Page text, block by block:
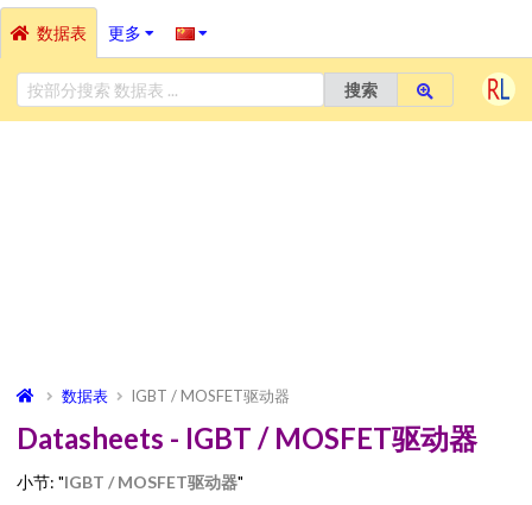
数据表 更多
搜索
数据表 IGBT / MOSFET驱动器
Datasheets - IGBT / MOSFET驱动器
小节: "IGBT / MOSFET驱动器"